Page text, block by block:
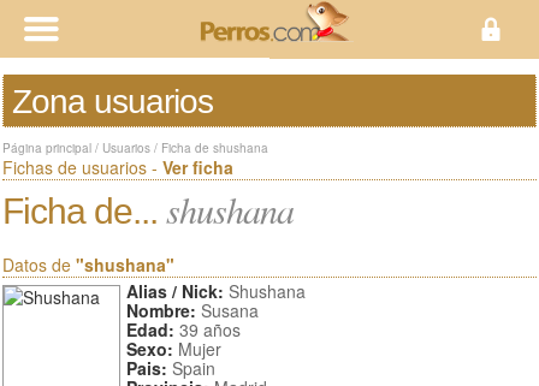
Zona usuarios
Página principal / Usuarios / Ficha de shushana
Fichas de usuarios - Ver ficha
Ficha de... shushana
Datos de "shushana"
Alias / Nick: Shushana
Nombre: Susana
Edad: 39 años
Sexo: Mujer
Pais: Spain